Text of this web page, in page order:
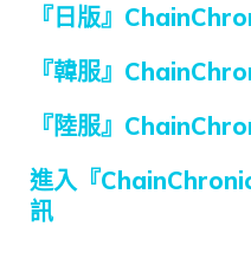
『日版』
『韓服』
『陸服』
進入『
訊